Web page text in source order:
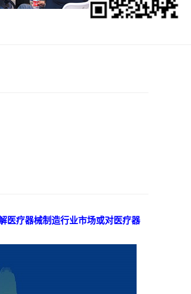
医疗器械制造行业市场或对医疗器